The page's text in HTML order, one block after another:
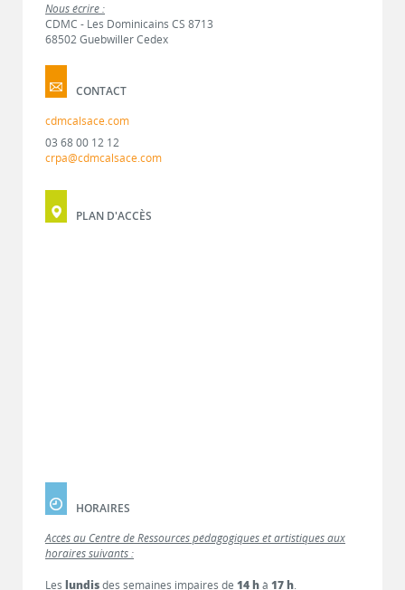
Nous écrire :
CDMC - Les Dominicains CS 8713
68502 Guebwiller Cedex
CONTACT
cdmcalsace.com
03 68 00 12 12
crpa@cdmcalsace.com
PLAN D'ACCÈS
HORAIRES
Accès au Centre de Ressources pédagogiques et artistiques aux
horaires suivants :
Les lundisdes semaines impaires de 14 hà 17 h.